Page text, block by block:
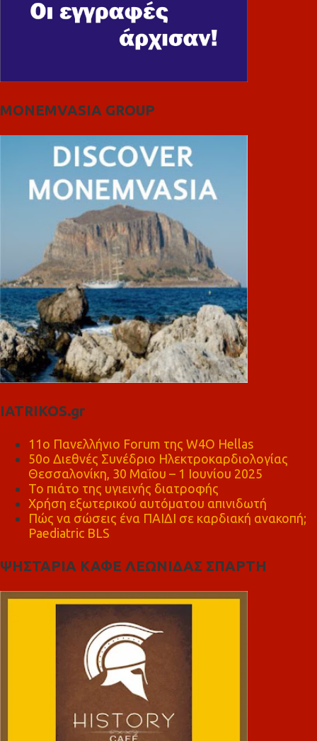
MONEMVASIA GROUP
IATRIKOS.gr
11ο Πανελλήνιο Forum της W4O Hellas
50ο Διεθνές Συνέδριο Ηλεκτροκαρδιολογίας
Θεσσαλονίκη, 30 Μαΐου – 1 Ιουνίου 2025
Το πιάτο της υγιεινής διατροφής
Χρήση εξωτερικού αυτόματου απινιδωτή
Πώς να σώσεις ένα ΠΑΙΔΙ σε καρδιακή ανακοπή;
Paediatric BLS
ΨΗΣΤΑΡΙΑ ΚΑΦΕ ΛΕΩΝΙΔΑΣ ΣΠΑΡΤΗ